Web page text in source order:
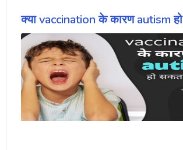
क्या vaccination के कारण autism